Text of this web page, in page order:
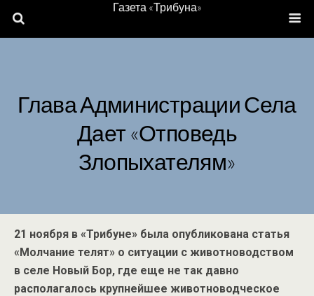
Газета «Трибуна»
Глава Администрации Села
Дает «отповедь
Злопыхателям»
21 ноября в «Трибуне» была опубликована статья
«Молчание телят» о ситуации с животноводством
в селе Новый Бор, где еще не так давно
располагалось крупнейшее животноводческое